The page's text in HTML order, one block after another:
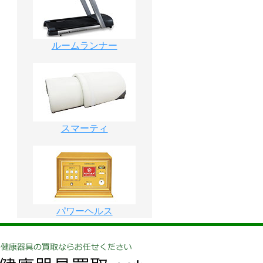
ルームランナー
スマーティ
パワーヘルス